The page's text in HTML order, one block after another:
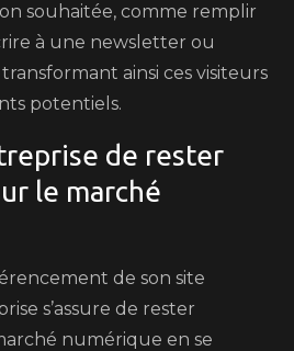
souhaitée, comme remplir
à une newsletter ou
ainsi ces visiteurs
potentiels.
de rester
le marché
de son site
s’assure de rester
numérique en se